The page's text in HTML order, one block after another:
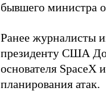
бывшего министра
Ранее журналисты
президенту США
основателя SpaceX
планирования атак.